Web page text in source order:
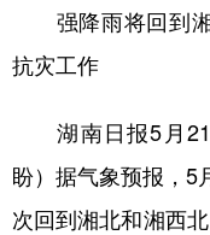
文化
访谈
食品
学术中国 乡
强降雨将回到湘
抗灾工作
湖南日报5月21
盼）据气象预报，5
次回到湘北和湘西